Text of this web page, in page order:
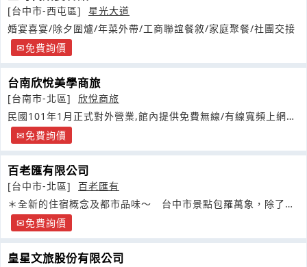
[台中市-西屯區]
星光大道
婚宴喜宴/除夕圍爐/年菜外帶/工商聯誼餐敘/家庭聚餐/社團交接
免費詢價
台南欣悅美學商旅
[台南市-北區]
欣悅商旅
民國101年1月正式對外營業,館內提供免費無線/有線寬頻上網服
務 免費詢價
百老匯有限公司
[台中市-北區]
百老匯有
＊全新的住宿概念及都市品味～ 台中市景點包羅萬象，除了有
海濱風情的大安海
免費詢價
皇星文旅股份有限公司